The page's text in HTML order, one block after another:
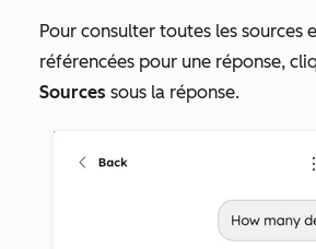
Pour consulter toutes les sources
référencées pour une réponse,
Sources sous la réponse.